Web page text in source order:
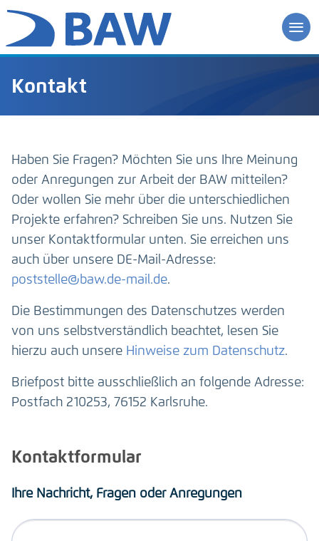
Kontakt
Haben Sie Fragen? Möchten Sie uns Ihre Meinung
oder Anregungen zur Arbeit der BAW mitteilen?
Oder wollen Sie mehr über die unterschiedlichen
Projekte erfahren? Schreiben Sie uns. Nutzen Sie
unser Kontaktformular unten. Sie erreichen uns
auch über unsere DE-Mail-Adresse:
poststelle@baw.de-mail.de.
Die Bestimmungen des Datenschutzes werden
von uns selbstverständlich beachtet, lesen Sie
hierzu auch unsere Hinweise zum Datenschutz.
Briefpost bitte ausschließlich an folgende Adresse:
Postfach 210253, 76152 Karlsruhe.
Kontaktformular
Ihre Nachricht, Fragen oder Anregungen